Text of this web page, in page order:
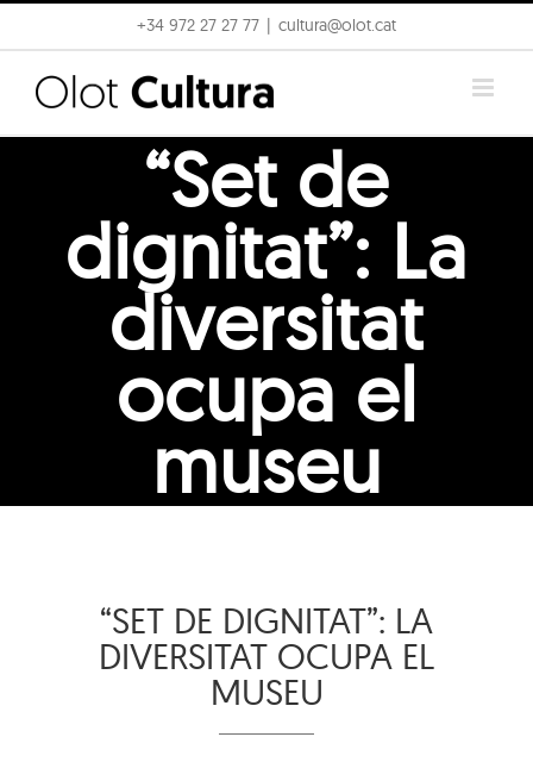
to
content
+34 972 27 27 77 cultura@olot.cat
“Set de
dignitat”: La
diversitat
ocupa el
museu
“SET DE DIGNITAT”: LA
DIVERSITAT OCUPA EL
MUSEU